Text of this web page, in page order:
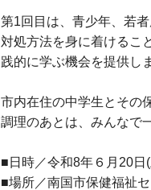
第1回目は、青少年、若
対処方法を身に着けるこ
践的に学ぶ機会を提供し
市内在住の中学生とその
調理のあとは、みんなで
■日時／令和8年６月20
■場所／南国市保健福祉